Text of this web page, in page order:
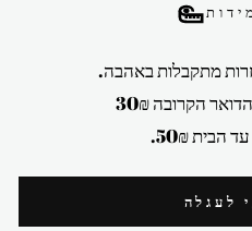
מתקבלות באהבה.
הקרובה 30₪
הבית 50₪.
לעגלה